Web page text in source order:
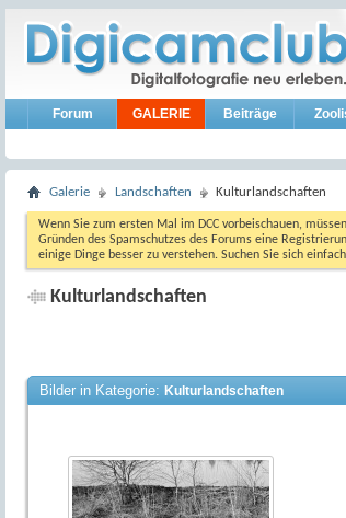
Forum GALERIE Beiträge
Galerie Landschaften Kulturlandschaften
Wenn Sie zum ersten Mal im DCC vorbeischauen,
Gründen des Spamschutzes des Forums eine
einige Dinge besser zu verstehen. Suchen Sie sich
Kulturlandschaften
Bilder in Kategorie: Kulturlandschaften